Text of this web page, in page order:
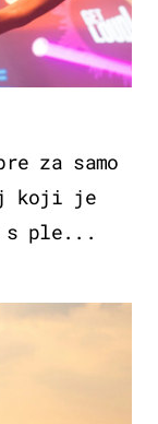
za samo
koji je
s ple...